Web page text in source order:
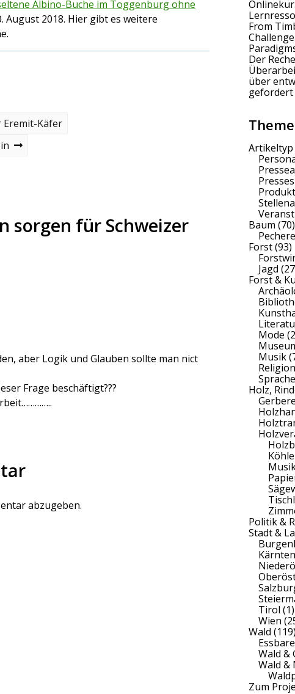
Albino-Buche im Toggenburg ohne
August 2018. Hier gibt es weitere
Käfer
sorgen für Schweizer
aber Logik und Glauben sollte man nict
Frage beschäftigt???
abzugeben.
From
Der
über
gefordert
Artikeltyp
Baum (70)
Forst(93)
Jagd
Forst &
Mode
Musik
Sprache
Holz,
Politik &
Stadt &
Kärnten
Tirol (1)
Wien
Wald (119)
Wald &
Wald &
Zum